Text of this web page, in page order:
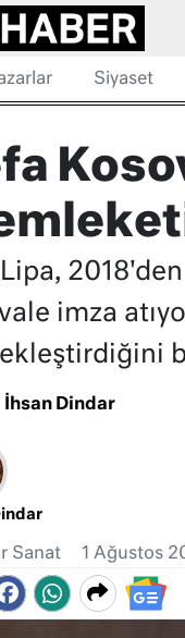
Siyaset
Lipa,
imza
İhsan Dindar
Sanat 1 Ağustos